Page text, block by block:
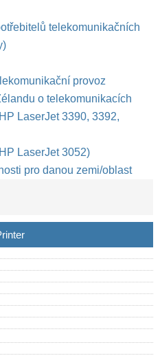
telekomunikačních
provoz
o telekomunikacích
LaserJet 3390, 3392,
LaserJet 3052)
pro danou zemi/oblast